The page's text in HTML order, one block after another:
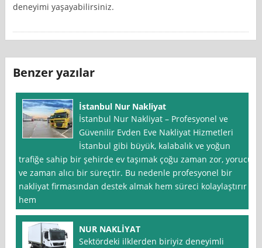
deneyimi yaşayabilirsiniz.
Benzer yazılar
İstanbul Nur Nakliyat
İstanbul Nur Nakliyat – Profesyonel ve
Güvenilir Evden Eve Nakliyat Hizmetleri
İstanbul gibi büyük, kalabalık ve yoğun
trafiğe sahip bir şehirde ev taşımak çoğu zaman zor, yorucu
ve zaman alıcı bir süreçtir. Bu nedenle profesyonel bir
nakliyat firmasından destek almak hem süreci kolaylaştırır
hem
NUR NAKLİYAT
Sektördeki ilklerden biriyiz deneyimli